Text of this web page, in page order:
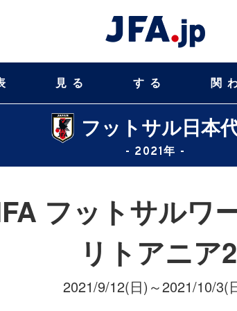
見る する 関
フットサル日本
- 2021年 -
フットサルワ
リトアニア
2021/9/12(日)～2021/10/3(